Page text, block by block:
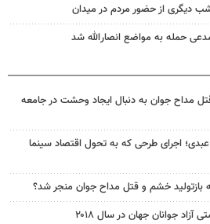
حمله به مواضع انصارالله شد
مداح جوان به دنبال ایجاد وحشت در جامعه
عبدی؛ اجرای طرحی که به تحول اقتصاد سینما
بازتولید خشم و قتل مداح جوان منجر شد؟
جوانان جهان در سال ۲۰۱۸